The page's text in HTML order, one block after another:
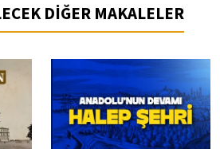
DİĞER MAKALELER